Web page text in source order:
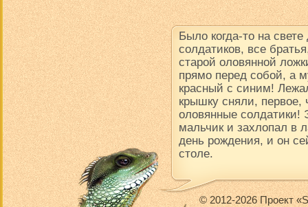
Было когда-то на
солдатиков, все
старой оловянной
прямо перед собой, а
красный с синим!
крышку сняли,
оловянные солдатики!
мальчик и захлопал в
день рождения, и он
столе.
© 2012-2026 Проект